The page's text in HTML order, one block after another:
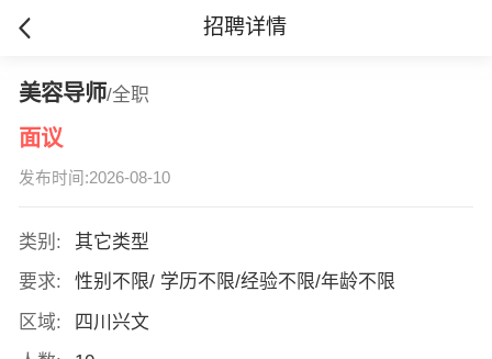
招聘详情
美容导师/全职
面议
发布时间:2026-08-10
类别:
其它类型
要求:
性别不限/ 学历不限/经验不限/年龄不限
区域:
四川兴文